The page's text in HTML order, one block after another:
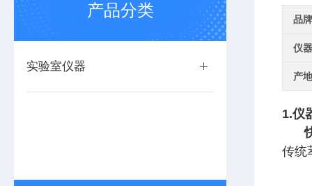
产品分类
实验室仪器
品牌
仪
产地
1.仪
传统